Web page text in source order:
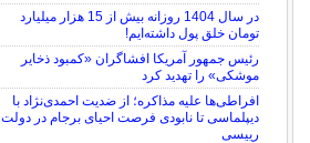
در سال 1404 روزانه بیش از 15 هزار میلیارد
تومان خلق پول داشته‌ایم!
رئیس جمهور آمریکا افشاگران «کمبود ذخایر
موشکی» را تهدید کرد
افراطی‌ها علیه مذاکره؛ از ضدیت احمدی‌نژاد با
دیپلماسی تا نابودی فرصت احیای برجام در دولت
رییسی